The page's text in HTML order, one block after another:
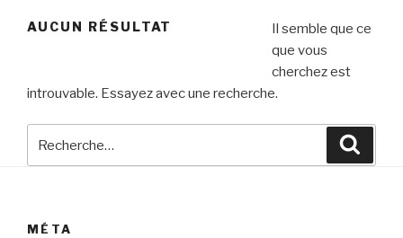
AUCUN RÉSULTAT
Il semble que ce
que vous
cherchez est
introuvable. Essayez avec une recherche.
pour
MÉTA